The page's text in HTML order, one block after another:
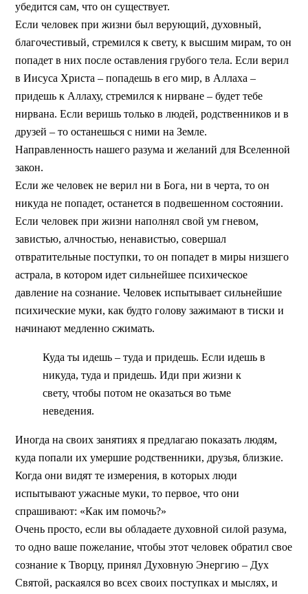
убедится сам, что он существует.
Если человек при жизни был верующий, духовный,
благочестивый, стремился к свету, к высшим мирам, то он
попадет в них после оставления грубого тела. Если верил
в Иисуса Христа – попадешь в его мир, в Аллаха –
придешь к Аллаху, стремился к нирване – будет тебе
нирвана. Если веришь только в людей, родственников и в
друзей – то останешься с ними на Земле.
Направленность нашего разума и желаний для Вселенной
закон.
Если же человек не верил ни в Бога, ни в черта, то он
никуда не попадет, останется в подвешенном состоянии.
Если человек при жизни наполнял свой ум гневом,
завистью, алчностью, ненавистью, совершал
отвратительные поступки, то он попадет в миры низшего
астрала, в котором идет сильнейшее психическое
давление на сознание. Человек испытывает сильнейшие
психические муки, как будто голову зажимают в тиски и
начинают медленно сжимать.
Куда ты идешь – туда и придешь. Если идешь в
никуда, туда и придешь. Иди при жизни к
свету, чтобы потом не оказаться во тьме
неведения.
Иногда на своих занятиях я предлагаю показать людям,
куда попали их умершие родственники, друзья, близкие.
Когда они видят те измерения, в которых люди
испытывают ужасные муки, то первое, что они
спрашивают: «Как им помочь?»
Очень просто, если вы обладаете духовной силой разума,
то одно ваше пожелание, чтобы этот человек обратил свое
сознание к Творцу, принял Духовную Энергию – Дух
Святой, раскаялся во всех своих поступках и мыслях, и